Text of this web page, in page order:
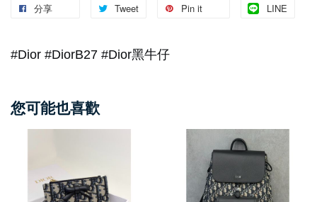
分享 Tweet Pin it LINE
#Dior #DiorB27 #Dior黑牛仔
您可能也喜歡